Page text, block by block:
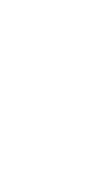
にご登録され
社の共同利用者
とをご了承くだ
はありません。
品に未対応品が
年1月12日よ
ない年数を意